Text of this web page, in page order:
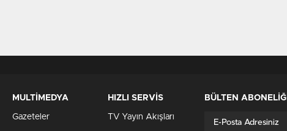
MULTİMEDYA
Gazeteler
HIZLI SERVİS
TV Yayın Akışları
BÜLTEN ABONELİĞİ